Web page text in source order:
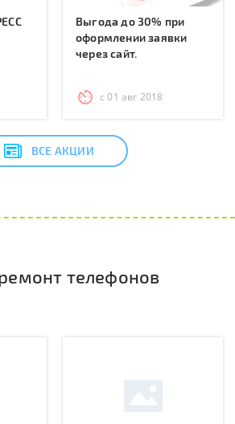
Выгода до 30% при
оформлении заявки
через сайт.
с 01 авг 2018
ВСЕ АКЦИИ
телефонов